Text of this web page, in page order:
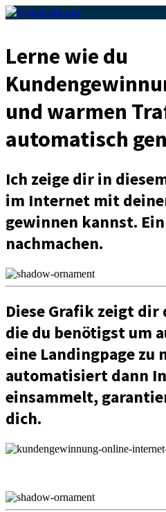
Lerne wie du
und warmen
automatisch
Ich zeige dir in
im Internet mit
gewinnen kannst.
nachmachen.
Diese Grafik zeigt
die du benötigst um
eine Landingpage zu
automatisiert dann
einsammelt,
dich.